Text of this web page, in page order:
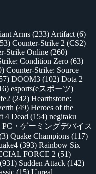
Arms (233) Artifact (6)
Counter-Strike 2 (CS2)
Strike Online (260)
Condition Zero (63)
Counter-Strike: Source
DOOM3 (102) Dota 2
esports(eスポーツ)
(242) Hearthstone:
(49) Heroes of the
4 Dead (154) negitaku
PC・ゲーミングデバイス
(3) Quake Champions (117)
(393) Rainbow Six
FORCE 2 (51)
(931) Sudden Attack (142)
(15) Unreal